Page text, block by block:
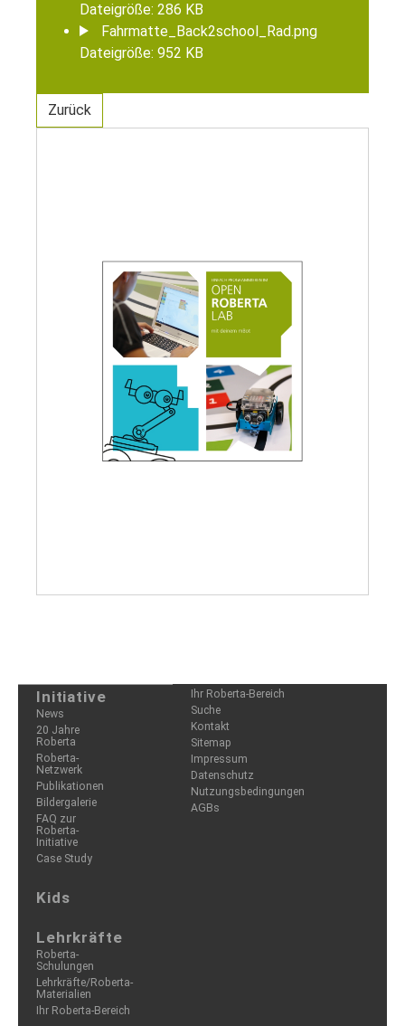
Dateigröße: 286 KB
Fahrmatte_Back2school_Rad.png
Dateigröße: 952 KB
Zurück
Initiative
News
20 Jahre
Roberta
Roberta-
Netzwerk
Publikationen
Bildergalerie
FAQ zur
Roberta-
Initiative
Case Study
Kids
Lehrkräfte
Roberta-
Schulungen
Lehrkräfte/Roberta-
Materialien
Ihr Roberta-Bereich
Ihr Roberta-Bereich
Suche
Kontakt
Sitemap
Impressum
Datenschutz
Nutzungsbedingungen
AGBs